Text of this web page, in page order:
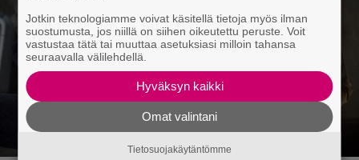
Jotkin teknologiamme voivat käsitellä tietoja myös ilman
suostumusta, jos niillä on siihen oikeutettu peruste. Voit
vastustaa tätä tai muuttaa asetuksiasi milloin tahansa
seuraavalla välilehdellä.
Hyväksyn kaikki
Omat valintani
Tietosuojakäytäntömme